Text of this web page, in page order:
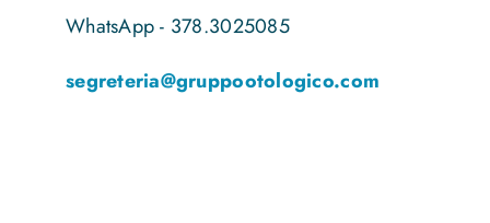
WhatsApp - 378.3025085
segreteria@gruppootologico.com